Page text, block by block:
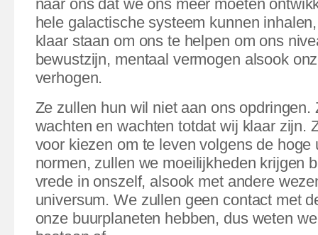
naar ons dat we ons meer moeten
hele galactische systeem kunnen
klaar staan om ons te helpen om ons
bewustzijn, mentaal vermogen alsook
verhogen.
Ze zullen hun wil niet aan ons opdringen.
wachten en wachten totdat wij klaar zijn.
voor kiezen om te leven volgens de hoge
normen, zullen we moeilijkheden krijgen
vrede in onszelf, alsook met andere
universum. We zullen geen contact met
onze buurplaneten hebben, dus weten